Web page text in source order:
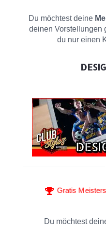
Du möchtest deine
deinen Vorstellungen
du nur einen
Gratis
Du möchtest